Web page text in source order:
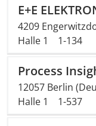
E+E
4209
Halle 1
1-134
Process
12057 Berlin
Halle 1
1-537